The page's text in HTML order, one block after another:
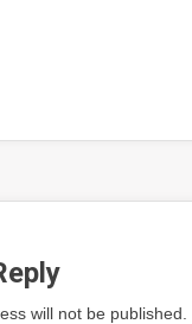
will not be published.